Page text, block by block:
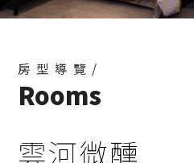
房型導覽/
Rooms
雲河微醺